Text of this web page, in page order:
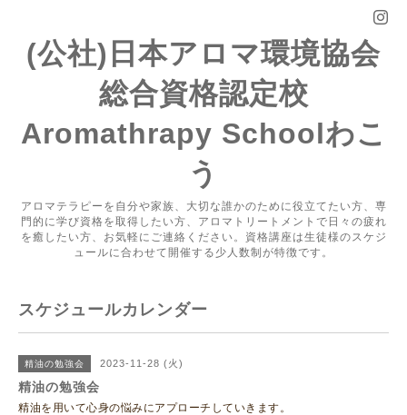
(公社)日本アロマ環境協会
総合資格認定校
Aromathrapy Schoolわこ
う
アロマテラピーを自分や家族、大切な誰かのために役立てたい方、専
門的に学び資格を取得したい方、アロマトリートメントで日々の疲れ
を癒したい方、お気軽にご連絡ください。資格講座は生徒様のスケジ
ュールに合わせて開催する少人数制が特徴です。
スケジュールカレンダー
精油の勉強会 2023-11-28 (火)
精油の勉強会
精油を用いて心身の悩みにアプローチしていきます。